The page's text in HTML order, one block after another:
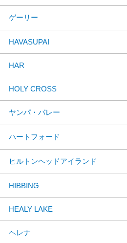
ゲーリー
HAVASUPAI
HAR
HOLY CROSS
ヤンパ・バレー
ハートフォード
ヒルトンヘッドアイランド
HIBBING
HEALY LAKE
ヘレナ